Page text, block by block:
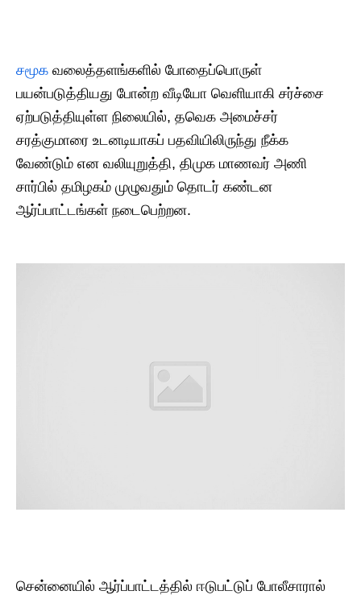
சமூக வலைத்தளங்களில் போதைப்பொருள்
பயன்படுத்தியது போன்ற வீடியோ வெளியாகி சர்ச்சை
ஏற்படுத்தியுள்ள நிலையில், தவெக அமைச்சர்
சரத்குமாரை உடனடியாகப் பதவியிலிருந்து நீக்க
வேண்டும் என வலியுறுத்தி, திமுக மாணவர் அணி
சார்பில் தமிழகம் முழுவதும் தொடர் கண்டன
ஆர்ப்பாட்டங்கள் நடைபெற்றன.
​சென்னையில் ஆர்ப்பாட்டத்தில் ஈடுபட்டுப் போலீசாரால்